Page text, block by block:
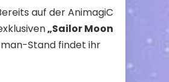
auf der AnimagiC
„Sailor Moon
Stand findet ihr